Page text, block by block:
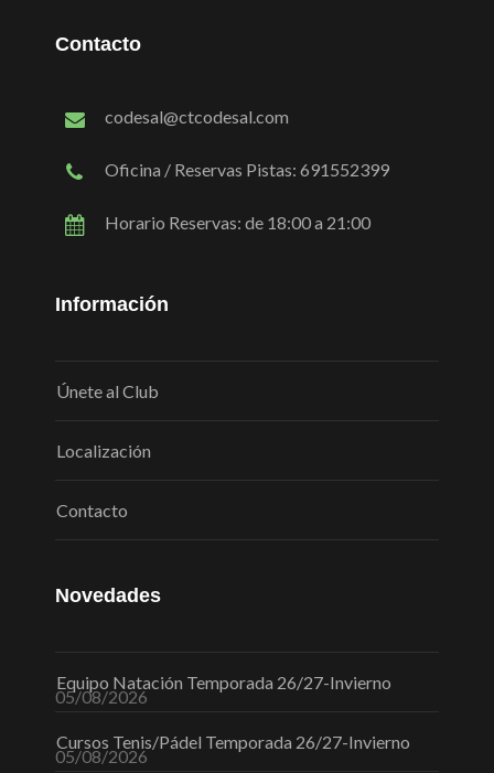
Contacto
codesal@ctcodesal.com
Oficina / Reservas Pistas: 691552399
Horario Reservas: de 18:00 a 21:00
Información
Únete al Club
Localización
Contacto
Novedades
Equipo Natación Temporada 26/27-Invierno
05/08/2026
Cursos Tenis/Pádel Temporada 26/27-Invierno
05/08/2026